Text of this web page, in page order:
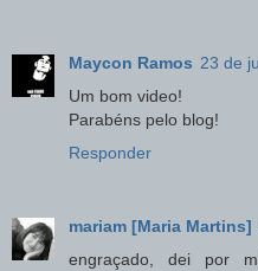
Maycon Ramos 23 de
Um bom video!
Parabéns pelo blog!
Responder
mariam [Maria Martins]
engraçado, dei por